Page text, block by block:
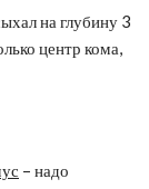
на глубину 3
центр кома,
– надо